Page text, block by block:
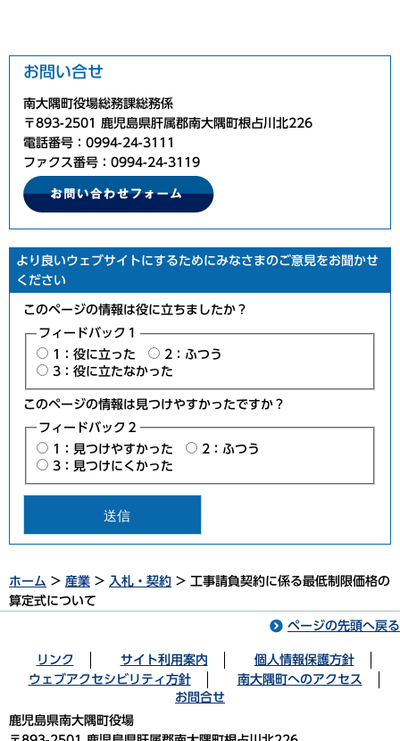
お問い合せ
南大隅町役場総務課総務係
〒893-2501 鹿児島県肝属郡南大隅町根占川北226
電話番号：0994-24-3111
ファクス番号：0994-24-3119
より良いウェブサイトにするためにみなさまのご意見をお聞かせ
ください
このページの情報は役に立ちましたか？
フィードバック１
1：役に立った
2：ふつう
3：役に立たなかった
このページの情報は見つけやすかったですか？
フィードバック２
1：見つけやすかった
2：ふつう
3：見つけにくかった
ホーム > 産業 > 入札・契約 > 工事請負契約に係る最低制限価格の
算定式について
ページの先頭へ戻る
リンク サイト利用案内
個人情報保護方針
ウェブアクセシビリティ方針
南大隅町へのアクセス
お問合せ
鹿児島県南大隅町役場